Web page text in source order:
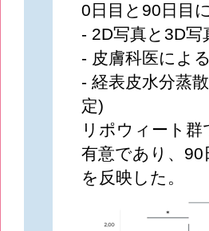
0日目と90日目に
- 2D写真と3D
- 皮膚科医によ
- 経表皮水分蒸
定)
リポウィート
有意であり、90
を反映した。